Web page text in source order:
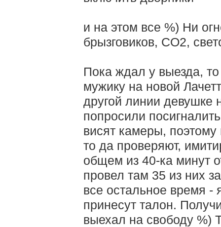
и на этом все %) Ни
брызговиков, CO2,
Пока ждал у выезда,
мужику на новой
другой линии девушке
попросили
висят камеры, поэтому
то да проверяют,
общем из 40-ка минут
провел там 35 из них
все остальное время -
принесут талон.
выехал на свободу %)